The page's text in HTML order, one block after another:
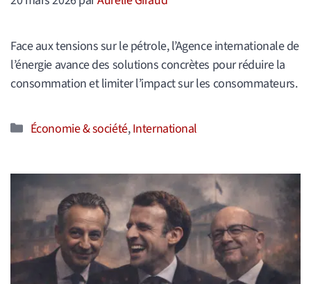
Face aux tensions sur le pétrole, l’Agence internationale de
l’énergie avance des solutions concrètes pour réduire la
consommation et limiter l’impact sur les consommateurs.
Catégories
Économie & société,International